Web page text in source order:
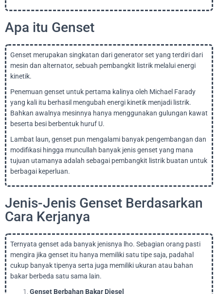
Apa itu Genset
Genset merupakan singkatan dari generator set yang terdiri dari
mesin dan alternator, sebuah pembangkit listrik melalui energi
kinetik.
Penemuan genset untuk pertama kalinya oleh Michael Farady
yang kali itu berhasil mengubah energi kinetik menjadi listrik.
Bahkan awalnya mesinnya hanya menggunakan gulungan kawat
beserta besi berbentuk huruf U.
Lambat laun, genset pun mengalami banyak pengembangan dan
modifikasi hingga muncullah banyak jenis genset yang mana
tujuan utamanya adalah sebagai pembangkit listrik buatan untuk
berbagai keperluan.
Jenis-Jenis Genset Berdasarkan
Cara Kerjanya
Ternyata genset ada banyak jenisnya lho. Sebagian orang pasti
mengira jika genset itu hanya memiliki satu tipe saja, padahal
cukup banyak tipenya serta juga memiliki ukuran atau bahan
bakar berbeda satu sama lain.
Genset Berbahan Bakar Diesel